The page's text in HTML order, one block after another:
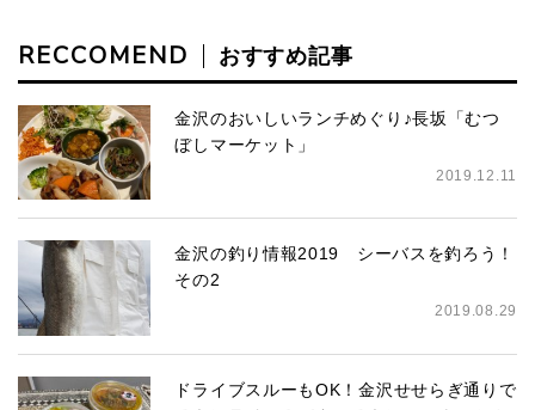
RECCOMEND おすすめ記事
金沢のおいしいランチめぐり♪長坂「むつ
ぼしマーケット」
2019.12.11
金沢の釣り情報2019 シーバスを釣ろう！
その2
2019.08.29
ドライブスルーもOK！金沢せせらぎ通りで